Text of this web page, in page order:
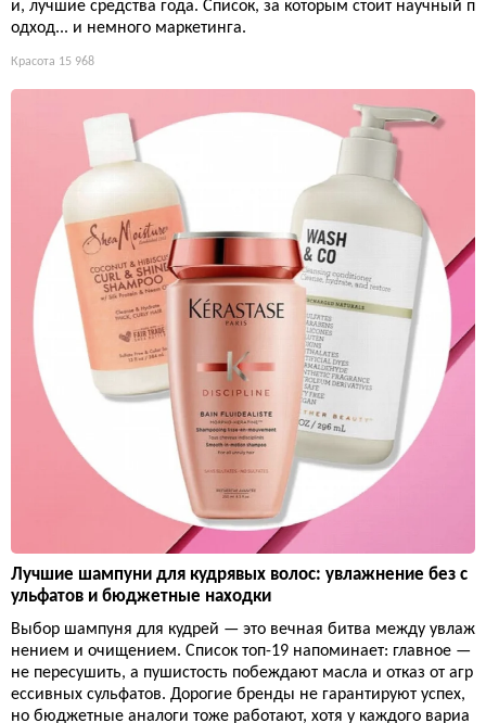
и, лучшие средства года. Список, за которым стоит научный п
одход... и немного маркетинга.
Красота 15 968
Лучшие шампуни для кудрявых волос: увлажнение без с
ульфатов и бюджетные находки
Выбор шампуня для кудрей — это вечная битва между увлаж
нением и очищением. Список топ-19 напоминает: главное —
не пересушить, а пушистость побеждают масла и отказ от агр
ессивных сульфатов. Дорогие бренды не гарантируют успех,
но бюджетные аналоги тоже работают, хотя у каждого вариа